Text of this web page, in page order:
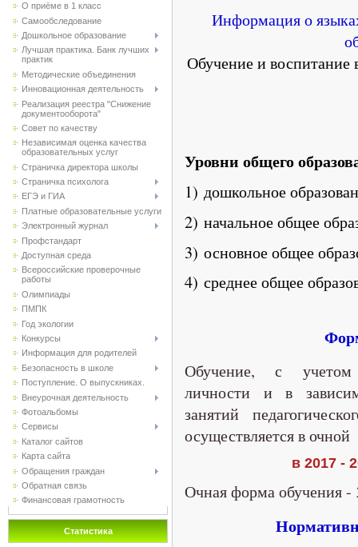
О приёме в 1 класс
Самообследование
Дошкольное образование
Лучшая практика. Банк лучших
практик
Методические объединения
Инновационная деятельность
Реализация реестра "Снижение
документооборота"
Совет по качеству
Независимая оценка качества
образовательных услуг
Страничка директора школы
Страничка психолога
ЕГЭ и ГИА
Платные образовательные услуги
Электронный журнал
Профстандарт
Доступная среда
Всероссийские проверочные
работы
Олимпиады
ПМПК
Год экологии
Конкурсы
Информация для родителей
Безопасность в школе
Поступление. О выпускниках.
Внеурочная деятельность
Фотоальбомы
Сервисы
Каталог сайтов
Карта сайта
Обращения граждан
Обратная связь
Финансовая грамотность
Статистика
Информация о
Обучение и воспитание
Уровни общего
1) дошкольное
2) начальное общее
3) основное общее
4) среднее общее
Обучение, с учетом
личности и в
занятий
осуществляется в
в 2017 -
Очная форма обучения -